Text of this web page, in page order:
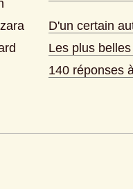
D'un certain
Les plus
140 réponses